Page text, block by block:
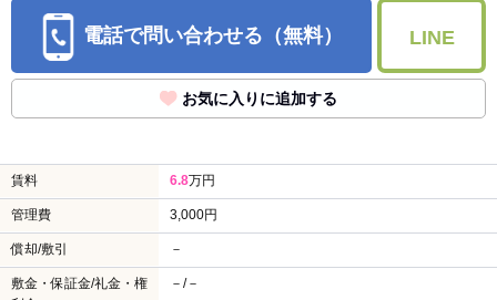
電話で問い合わせる（無料） LINE
お気に入りに追加する
賃料 6.8万円
管理費 3,000円
償却/敷引 －
敷金・保証金/礼金・権
－/－